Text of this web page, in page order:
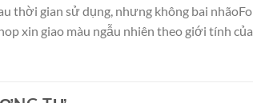
thời gian sử dụng, nhưng không bai
xin giao màu ngẫu nhiên theo giới tính